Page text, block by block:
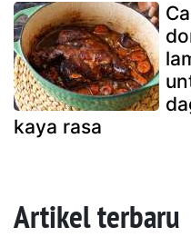
kaya rasa
Artikel terbaru